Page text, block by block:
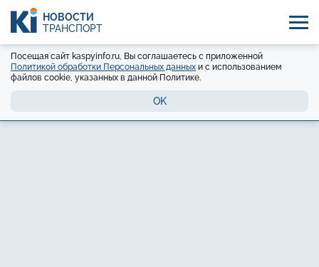
НОВОСТИ
ТРАНСПОРТ
Посещая сайт kaspyinfo.ru, Вы соглашаетесь с приложенной
Политикой обработки Персональных данных и с использованием
файлов cookie, указанных в данной Политике.
OK